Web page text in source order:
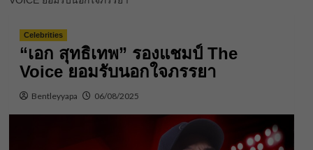
Celebrities
“เอก สุทธิเทพ” รองแชมป์ The
Voice ยอมรับนอกใจภรรยา
Bentleyyapa 06/08/2025